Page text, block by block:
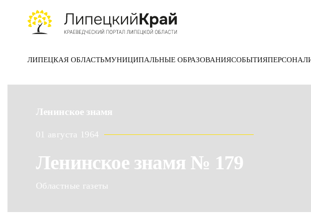
Skip to main content
ЛИПЕЦКАЯ ОБЛАСТЬМУНИЦИПАЛЬНЫЕ ОБРАЗОВАНИЯСОБЫТИЯ
Ленинское знамя
01 августа 1964
Ленинское знамя № 179
Областные газеты